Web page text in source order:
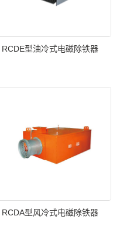
RCDE型油冷式电磁除铁器
RCDA型风冷式电磁除铁器